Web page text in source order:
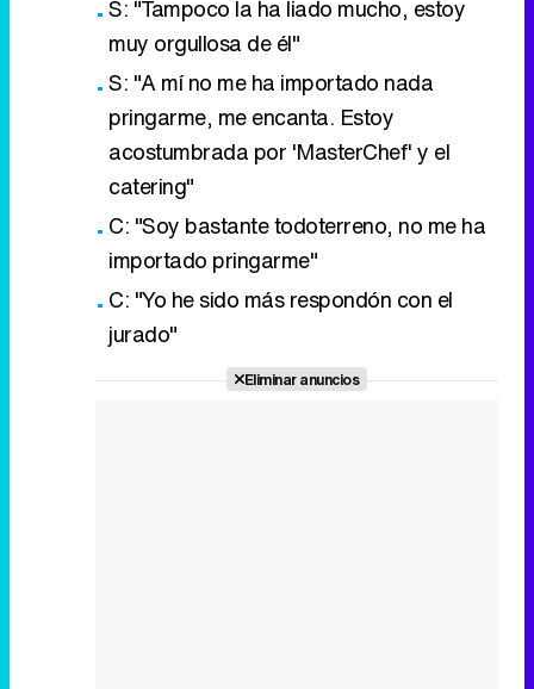
S: "Tampoco la ha liado mucho, estoy
muy orgullosa de él"
S: "A mí no me ha importado nada
pringarme, me encanta. Estoy
acostumbrada por 'MasterChef' y el
catering"
C: "Soy bastante todoterreno, no me ha
importado pringarme"
C: "Yo he sido más respondón con el
jurado"
Eliminar anuncios